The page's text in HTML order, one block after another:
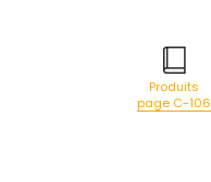
Produits
page C-106